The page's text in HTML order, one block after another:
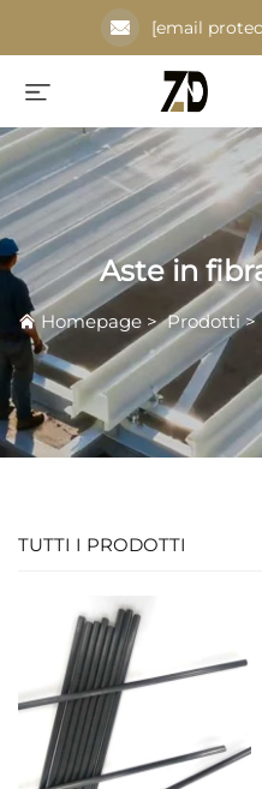
[email
Aste in
Homepage >Prodotti>
TUTTI I PRODOTTI